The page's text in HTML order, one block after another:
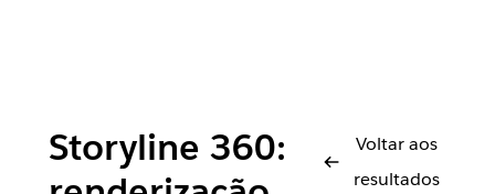
Storyline 360:
Voltar aos
resultados